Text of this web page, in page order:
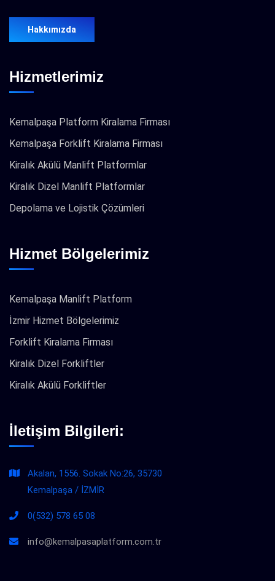
Hakkımızda
Hizmetlerimiz
Kemalpaşa Platform Kiralama Firması
Kemalpaşa Forklift Kiralama Firması
Kiralık Akülü Manlift Platformlar
Kiralık Dizel Manlift Platformlar
Depolama ve Lojistik Çözümleri
Hizmet Bölgelerimiz
Kemalpaşa Manlift Platform
İzmir Hizmet Bölgelerimiz
Forklift Kiralama Firması
Kiralık Dizel Forkliftler
Kiralık Akülü Forkliftler
İletişim Bilgileri:
Akalan, 1556. Sokak No:26, 35730
Kemalpaşa / İZMİR
0(532) 578 65 08
info@kemalpasaplatform.com.tr